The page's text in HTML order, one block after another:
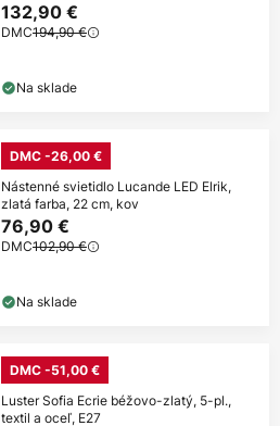
132,90 €
DMC194,90 €
Na sklade
DMC -26,00 €
Nástenné svietidlo Lucande LED Elrik,
zlatá farba, 22 cm, kov
76,90 €
DMC102,90 €
Na sklade
DMC -51,00 €
Luster Sofia Ecrie béžovo-zlatý, 5-pl.,
textil a oceľ, E27